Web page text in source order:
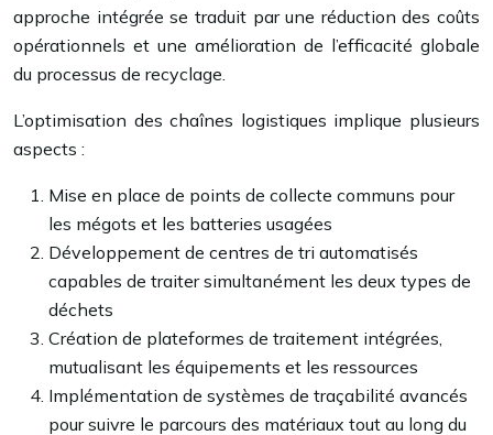
approche intégrée se traduit par une réduction des coûts
opérationnels et une amélioration de l’efficacité globale
du processus de recyclage.
L’optimisation des chaînes logistiques implique plusieurs
aspects :
Mise en place de points de collecte communs pour
les mégots et les batteries usagées
Développement de centres de tri automatisés
capables de traiter simultanément les deux types de
déchets
Création de plateformes de traitement intégrées,
mutualisant les équipements et les ressources
Implémentation de systèmes de traçabilité avancés
pour suivre le parcours des matériaux tout au long du